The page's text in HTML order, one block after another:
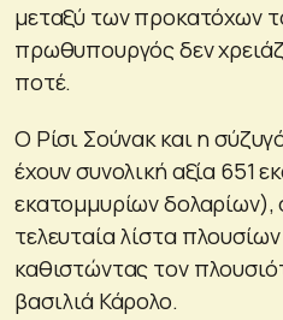
μεταξύ των προκατόχων
πρωθυπουργός δεν
ποτέ.
Ο Ρίσι Σούνακ και η
έχουν συνολική αξία 651
εκατομμυρίων
τελευταία λίστα
καθιστώντας τον
βασιλιά Κάρολο.